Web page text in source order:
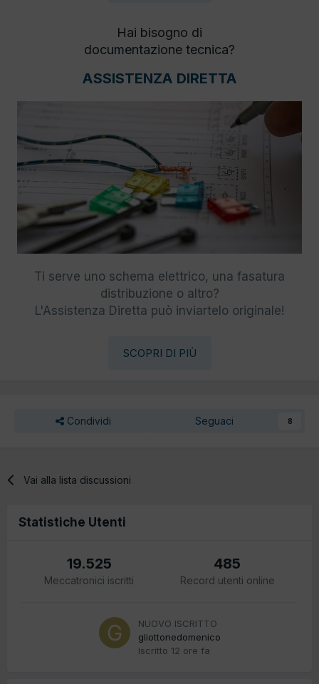
Hai bisogno di
documentazione tecnica?
ASSISTENZA DIRETTA
Ti serve uno schema elettrico, una fasatura
distribuzione o altro?
L'Assistenza Diretta può inviartelo originale!
SCOPRI DI PIÙ
Condividi Seguaci 8
Vai alla lista discussioni
Statistiche Utenti
19.525
Meccatronici iscritti
485
Record utenti online
NUOVO ISCRITTO
gliottonedomenico
Iscritto 12 ore fa